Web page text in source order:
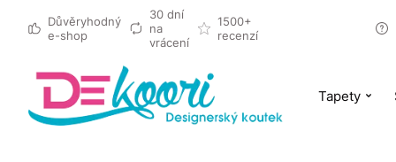
Důvěryhodný
e-shop
30 dní
na
vrácení
1500+
recenzí
Tapety